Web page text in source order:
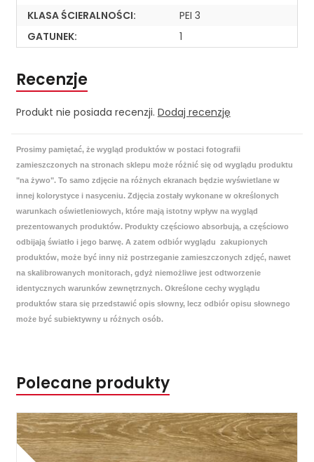
KLASA ŚCIERALNOŚCI:
PEI 3
GATUNEK:
1
Recenzje
Produkt nie posiada recenzji. Dodaj recenzję
Prosimy pamiętać, że wygląd produktów w postaci fotografii
zamieszczonych na stronach sklepu może różnić się od wyglądu produktu
"na żywo". To samo zdjęcie na różnych ekranach będzie wyświetlane w
innej kolorystyce i nasyceniu. Zdjęcia zostały wykonane w określonych
warunkach oświetleniowych, które mają istotny wpływ na wygląd
prezentowanych produktów. Produkty częściowo absorbują, a częściowo
odbijają światło i jego barwę. A zatem odbiór wyglądu zakupionych
produktów, może być inny niż postrzeganie zamieszczonych zdjęć, nawet
na skalibrowanych monitorach, gdyż niemożliwe jest odtworzenie
identycznych warunków zewnętrznych. Określone cechy wyglądu
produktów stara się przedstawić opis słowny, lecz odbiór opisu słownego
może być subiektywny u różnych osób.
Polecane produkty